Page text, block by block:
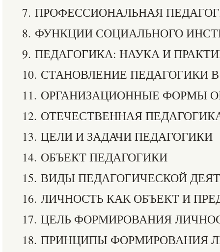
7. ПРОФЕССИОНАЛЬНАЯ
8. ФУНКЦИИ СОЦИАЛЬНОГО
9. ПЕДАГОГИКА: НАУКА И
10. СТАНОВЛЕНИЕ ПЕДАГОГИКИ
11. ОРГАНИЗАЦИОННЫЕ ФОРМЫ
12. ОТЕЧЕСТВЕННАЯ
13. ЦЕЛИ И ЗАДАЧИ ПЕДАГОГИКИ
14. ОБЪЕКТ ПЕДАГОГИКИ
15. ВИДЫ ПЕДАГОГИЧЕСКОЙ
16. ЛИЧНОСТЬ КАК ОБЪЕКТ И
17. ЦЕЛЬ ФОРМИРОВАНИЯ
18. ПРИНЦИПЫ ФОРМИРОВАНИЯ